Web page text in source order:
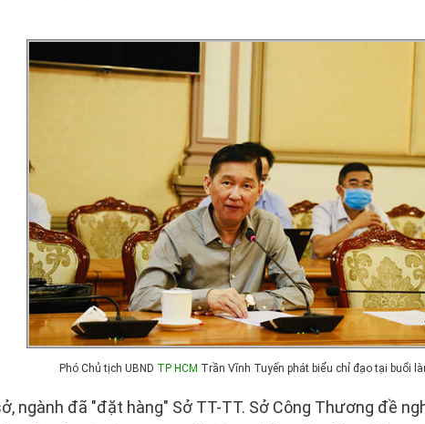
Phó Chủ tịch UBND TP HCM Trần Vĩnh Tuyến phát biểu chỉ đạo tại buổi
ngành đã "đặt hàng" Sở TT-TT. Sở Công Thương đề